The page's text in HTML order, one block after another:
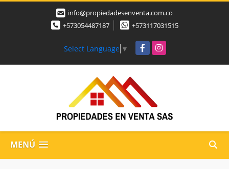
info@propiedadesenventa.com.co
+573054487187
+573117031515
Select Language ▼ FacebookInstagram
MENÚ